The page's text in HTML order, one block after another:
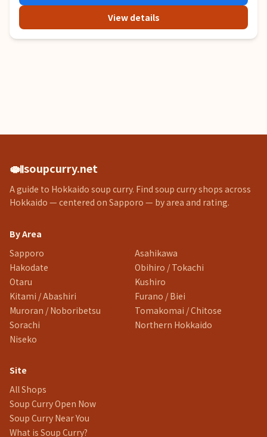
View details
🍛soupcurry.net
A guide to Hokkaido soup curry. Find soup curry shops across
Hokkaido — centered on Sapporo — by area and rating.
By Area
Sapporo
Asahikawa
Hakodate
Obihiro / Tokachi
Otaru
Kushiro
Kitami / Abashiri
Furano / Biei
Muroran / Noboribetsu
Tomakomai / Chitose
Sorachi
Northern Hokkaido
Niseko
Site
All Shops
Soup Curry Open Now
Soup Curry Near You
What is Soup Curry?